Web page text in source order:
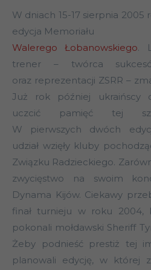
W dniach 15-17 sierpnia 2005
edycja Memoriału
Walerego Łobanowskiego.
trener – twórca
oraz reprezentacji ZSRR –
Już rok później ukraińscy
uczcić pamięć tej
W pierwszych dwóch
udział wzięły kluby
Związku Radzieckiego.
zwycięstwo na swoim
Dynama Kijów. Ciekawy
finał turnieju w roku 2004,
pokonali mołdawski Sheriff
Żeby podnieść prestiż tej
planowali edycję, w której